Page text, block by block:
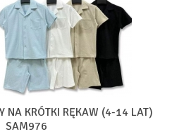
NA KRÓTKI RĘKAW (4-14 LAT)
SAM976